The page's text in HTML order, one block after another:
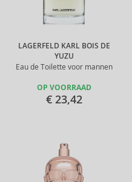
LAGERFELD KARL BOIS DE
YUZU
Eau de Toilette voor mannen
OP VOORRAAD
€ 23,42